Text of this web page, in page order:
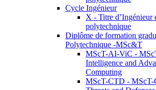
Cycle Ingénieur
X - Titre d’Ingénieur
polytechnique
Diplôme de formation
Polytechnique -MSc&T
MScT-AI-ViC -
Intelligence and
Computing
MScT-CTD - MScT-